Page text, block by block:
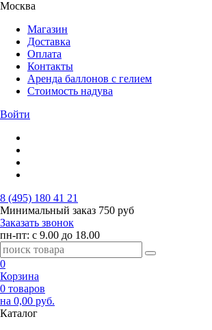
Москва
Магазин
Доставка
Оплата
Контакты
Аренда баллонов с гелием
Стоимость надува
Войти
8 (495) 180 41 21
Минимальный заказ 750 руб
Заказать звонок
пн-пт: с 9.00 до 18.00
0
Корзина
0 товаров
на 0,00 руб.
Каталог